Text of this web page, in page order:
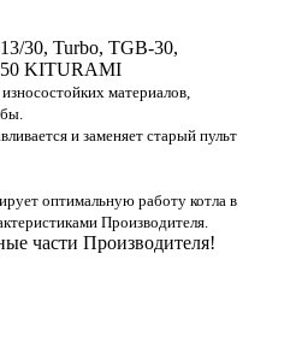
30, Turbo, TGB-30,
KITURAMI
материалов,
и заменяет старый пульт
оптимальную работу котла в
Производителя.
части Производителя!